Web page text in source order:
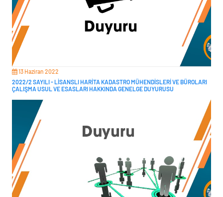
13 Haziran 2022
2022/2 SAYILI - LİSANSLI HARİTA KADASTRO MÜHENDİSLERİ VE BÜROLARI
ÇALIŞMA USUL VE ESASLARI HAKKINDA GENELGE DUYURUSU